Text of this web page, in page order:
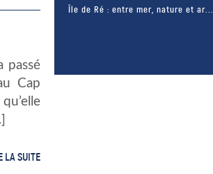
passé
Cap
LA SUITE
Île de Ré : entre mer, nature et ar...